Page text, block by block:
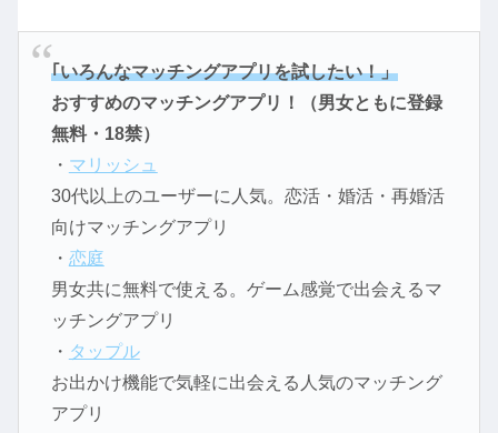
｢いろんなマッチングアプリを試したい！」
おすすめのマッチングアプリ！（男女ともに登録
無料・18禁）
・ マリッシュ
30代以上のユーザーに人気。恋活・婚活・再婚活
向けマッチングアプリ
・ 恋庭
男女共に無料で使える。ゲーム感覚で出会えるマ
ッチングアプリ
・ タップル
お出かけ機能で気軽に出会える人気のマッチング
アプリ